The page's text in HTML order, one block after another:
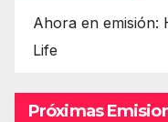
Ahora en emisión:
Life
Próximas